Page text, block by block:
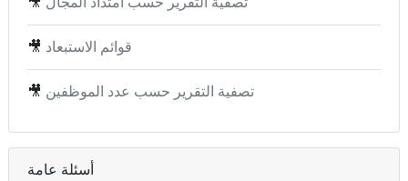
🎥 قوائم الاستبعاد
🎥 تصفية التقرير حسب عدد الموظفين
أسئلة عامة